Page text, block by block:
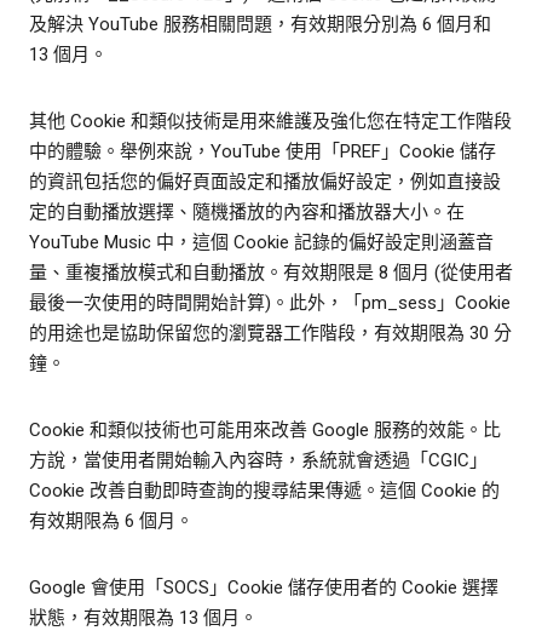
及解決 YouTube 服務相關問題，有效期限分別為 6 個月和
13 個月。
其他 Cookie 和類似技術是用來維護及強化您在特定工作階段
中的體驗。舉例來說，YouTube 使用「PREF」Cookie 儲存
的資訊包括您的偏好頁面設定和播放偏好設定，例如直接設
定的自動播放選擇、隨機播放的內容和播放器大小。在
YouTube Music 中，這個 Cookie 記錄的偏好設定則涵蓋音
量、重複播放模式和自動播放。有效期限是 8 個月 (從使用者
最後一次使用的時間開始計算)。此外，「pm_sess」Cookie
的用途也是協助保留您的瀏覽器工作階段，有效期限為 30 分
鐘。
Cookie 和類似技術也可能用來改善 Google 服務的效能。比
方說，當使用者開始輸入內容時，系統就會透過「CGIC」
Cookie 改善自動即時查詢的搜尋結果傳遞。這個 Cookie 的
有效期限為 6 個月。
Google 會使用「SOCS」Cookie 儲存使用者的 Cookie 選擇
狀態，有效期限為 13 個月。